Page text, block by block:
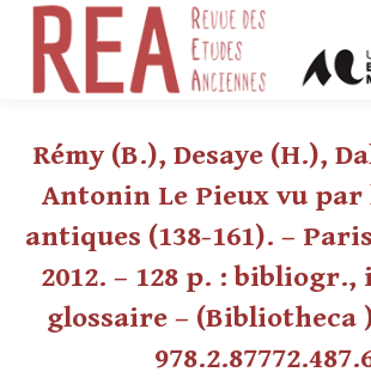
Rémy (B.), Desaye (H.),
Antonin Le Pieux vu par
antiques (138-161). –
2012. – 128 p. :
glossaire – (Bibliotheca